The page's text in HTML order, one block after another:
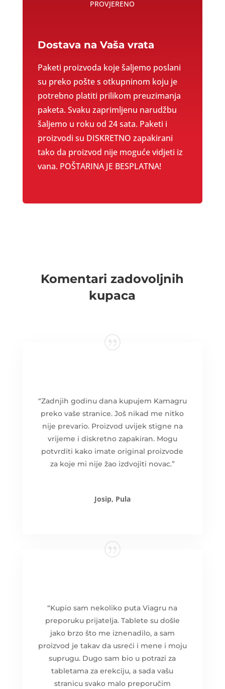
PROVJERENO
Dostava na Vaša vrata
Paketi proizvoda koje šaljemo poslani
su preko pošte s otkupninom koju je
potrebno platiti prilikom preuzimanja
paketa. Svaku zaprimljenu narudžbu
šaljemo u roku od 24 sata. Paketi i
proizvodi su DISKRETNO zapakirani
tako da proizvod nije moguće vidjeti iz
vana. POŠTARINA JE BESPLATNA!
Komentari zadovoljnih
kupaca
“Zadnjih godinu dana kupujem Kamagru
preko vaše stranice. Još nikad me nitko
nije prevario. Proizvod uvijek stigne na
vrijeme i diskretno zapakiran. Mogu
potvrditi kako imate original proizvode
za koje mi nije žao izdvojiti novac.”
Josip, Pula
“Kupio sam nekoliko puta Viagru na
preporuku prijatelja. Tablete su došle
jako brzo što me iznenadilo, a sam
proizvod je takav da usreći i mene i moju
suprugu. Dugo sam bio u potrazi za
tabletama za erekciju, a sada vašu
stranicu svako malo preporučim